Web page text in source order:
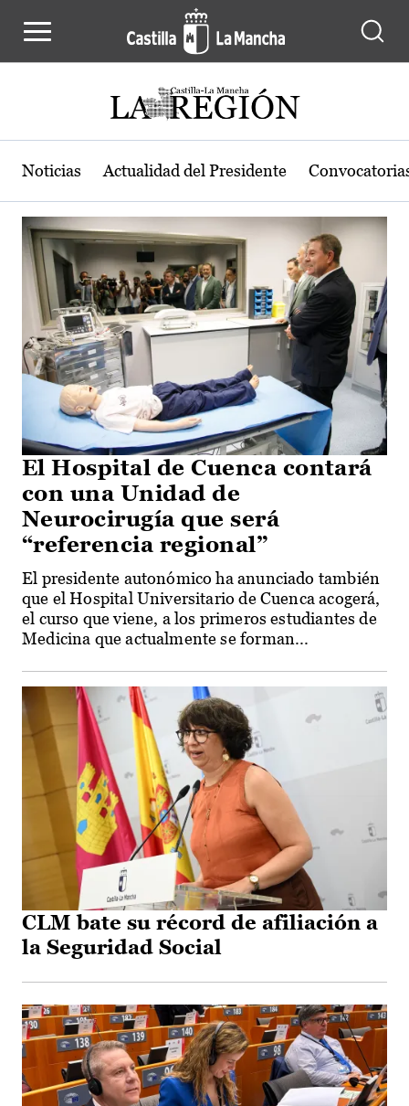
Actualidad de la región de Castilla-
Noticias Actualidad del Presidente
El Hospital de Cuenca contará
con una Unidad de
Neurocirugía que será
“referencia regional”
El presidente autonómico ha anunciado también
que el Hospital Universitario de Cuenca acogerá,
el curso que viene, a los primeros estudiantes de
Medicina que actualmente se forman...
CLM bate su récord de afiliación a
la Seguridad Social